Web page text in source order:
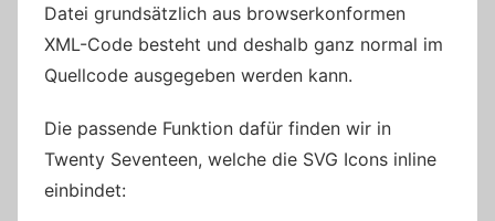
Datei grundsätzlich aus browserkonformen
XML-Code besteht und deshalb ganz normal im
Quellcode ausgegeben werden kann.
Die passende Funktion dafür finden wir in
Twenty Seventeen, welche die SVG Icons inline
einbindet: